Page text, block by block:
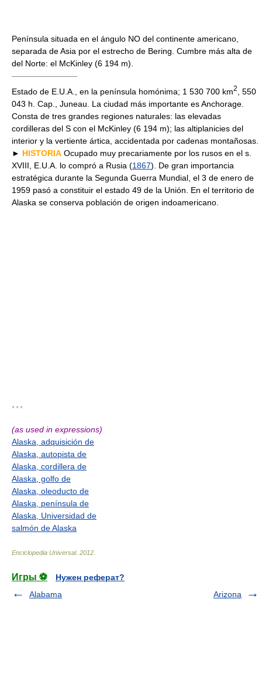
Península situada en el ángulo NO del continente americano,
separada de Asia por el estrecho de Bering. Cumbre más alta de
del Norte: el McKinley (6 194 m).
————————
Estado de E.U.A., en la península homónima; 1 530 700 km2
, 550
043 h. Cap., Juneau. La ciudad más importante es Anchorage.
Consta de tres grandes regiones naturales: las elevadas
cordilleras del S con el McKinley (6 194 m); las altiplanicies del
interior y la vertiente ártica, accidentada por cadenas montañosas.
► HISTORIA Ocupado muy precariamente por los rusos en el s.
XVIII, E.U.A. lo compró a Rusia (1867). De gran importancia
estratégica durante la Segunda Guerra Mundial, el 3 de enero de
1959 pasó a constituir el estado 49 de la Unión. En el territorio de
Alaska se conserva población de origen indoamericano.
* * *
(as used in expressions)
Alaska, adquisición de
Alaska, autopista de
Alaska, cordillera de
Alaska, golfo de
Alaska, oleoducto de
Alaska, península de
Alaska, Universidad de
salmón de Alaska
Enciclopedia Universal. 2012
Игры ⚽
Нужен реферат?
Alabama
Arizona